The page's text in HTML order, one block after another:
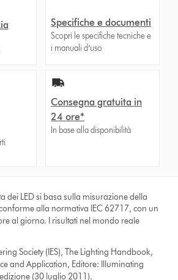
Specifiche e documenti
Scopri le specifiche tecniche e
i manuali d’uso
Consegna gratuita in
24 ore*
In base alla disponibilità
dei LED si basa sulla misurazione della
alla normativa IEC 62717, con un
al giorno. I risultati nel mondo reale
Society (IES), The Lighting Handbook,
and Application, Editore: Illuminating
(30 luglio 2011).